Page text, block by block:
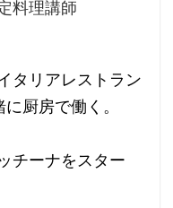
料理講師
タリアレストラン
厨房で働く。
チーナをスター